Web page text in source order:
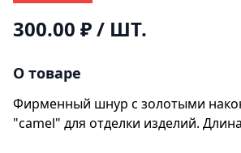
300.00 ₽/ ШТ.
О товаре
Фирменный шнур с золотыми
"camel" для отделки изделий.